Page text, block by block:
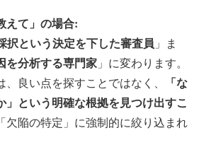
えて」の場合:
択という決定を下した審査員 」ま
を分析する専門家 」に変わります。
、良い点を探すことではなく、
「な
」という明確な根拠を見つけ出すこ
欠陥の特定」に強制的に絞り込まれ